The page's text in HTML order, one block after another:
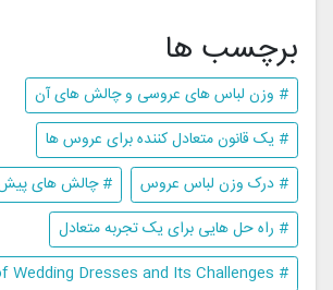
برچسب ها
# وزن لباس های عروسی و چالش های آن
# یک قانون متعادل کننده برای عروس ها
# درک وزن لباس عروس
# چالش های
# راه حل هایی برای یک تجربه متعادل
# The Weight of Wedding Dresses and Its Challenges